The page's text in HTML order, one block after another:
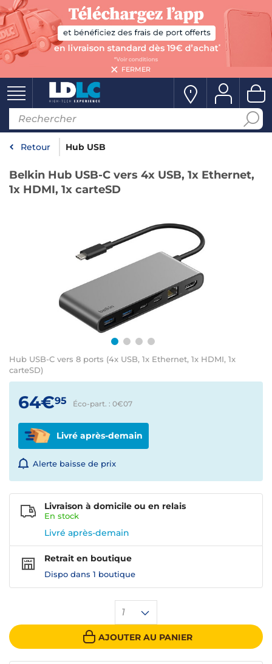
FERMER
Retour Hub USB
Belkin Hub USB-C vers 4x USB, 1x Ethernet,
1x HDMI, 1x carteSD
Hub USB-C vers 8 ports (4x USB, 1x Ethernet, 1x HDMI, 1x
carteSD)
64€95 Éco-part. : 0€07
Livré après-demain
Alerte baisse de prix
1
AJOUTER AU PANIER
Livraison à domicile ou en relais
En stock
Livré après-demain
Retrait en boutique
Dispo dans 1 boutique